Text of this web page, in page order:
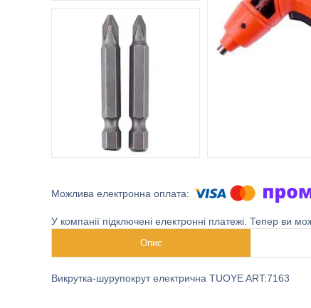
У компанії підключені електронні платежі. Тепер ви
Опис
Викрутка-шурупокрут електрична TUOYE ART:7163